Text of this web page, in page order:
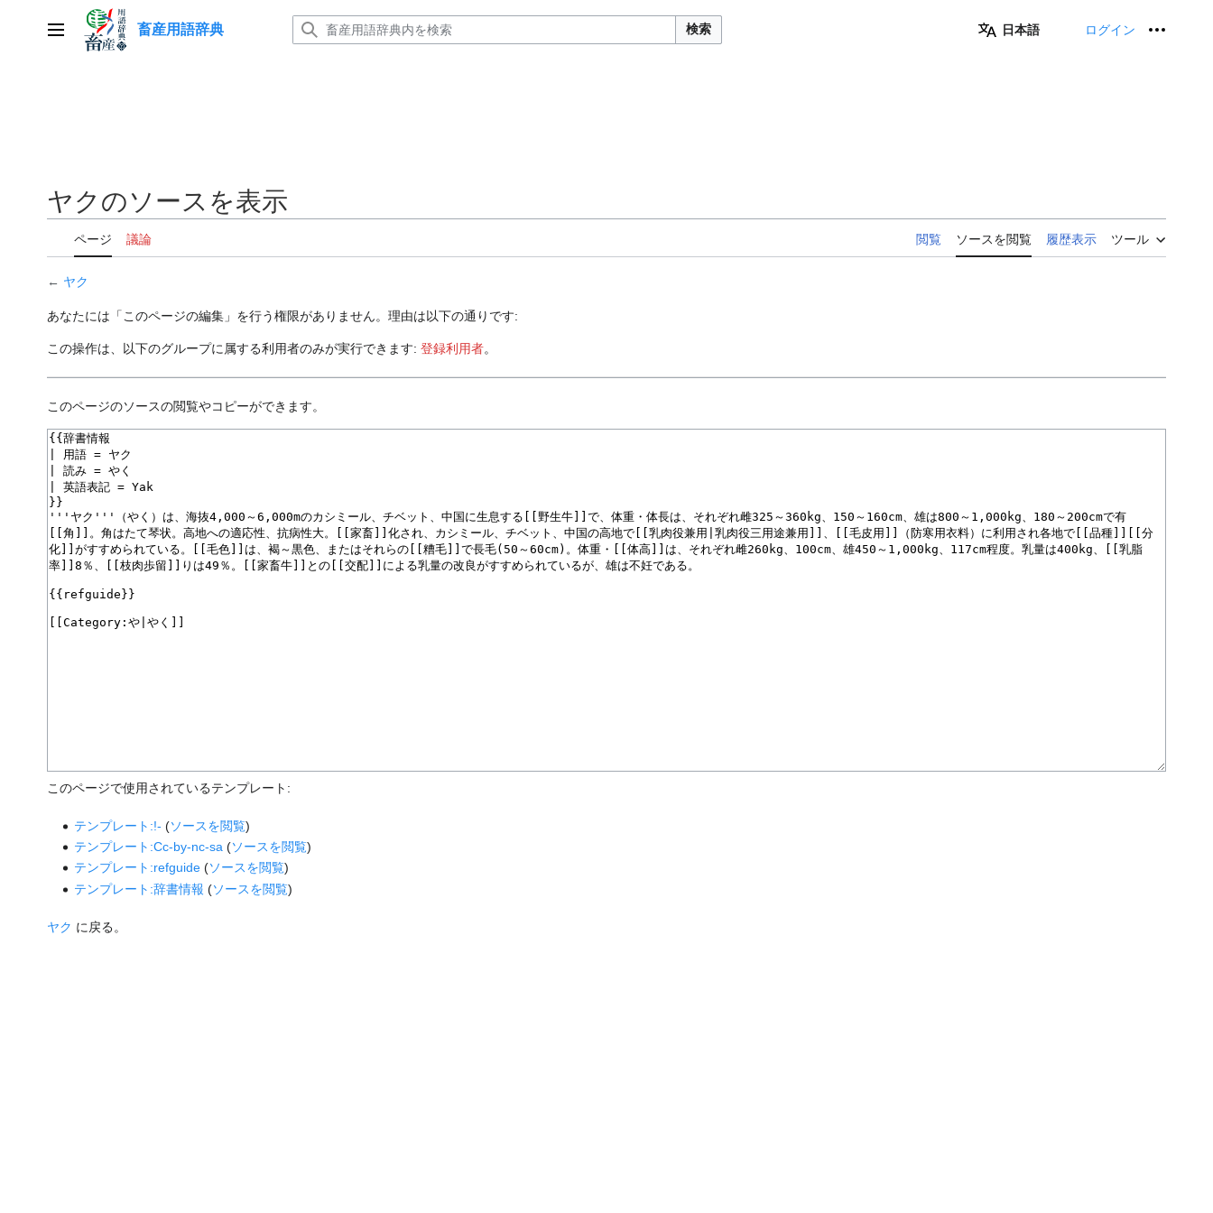
メインメニュー
畜産用語辞典 検索 日本語 ログイン
ヤクのソースを表示
ページ 議論 閲覧 ソースを閲覧 履歴表示 ツール
← ヤク
あなたには「このページの編集」を行う権限がありません。理由は以下の通りです:
この操作は、以下のグループに属する利用者のみが実行できます: 登録利用者。
このページのソースの閲覧やコピーができます。
このページで使用されているテンプレート:
テンプレート:!- (ソースを閲覧)
テンプレート:Cc-by-nc-sa (ソースを閲覧)
テンプレート:refguide (ソースを閲覧)
テンプレート:辞書情報 (ソースを閲覧)
ヤク に戻る。